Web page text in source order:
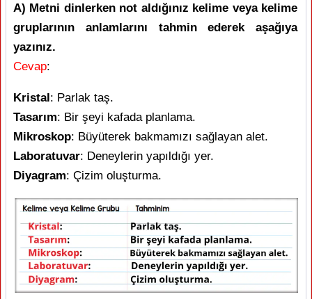
A) Metni dinlerken not aldığınız kelime veya kelime
gruplarının anlamlarını tahmin ederek aşağıya
yazınız.
Cevap:
Kristal: Parlak taş.
Tasarım: Bir şeyi kafada planlama.
Mikroskop: Büyüterek bakmamızı sağlayan alet.
Laboratuvar: Deneylerin yapıldığı yer.
Diyagram: Çizim oluşturma.